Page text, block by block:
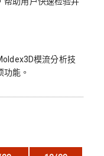
模流分析技
能。